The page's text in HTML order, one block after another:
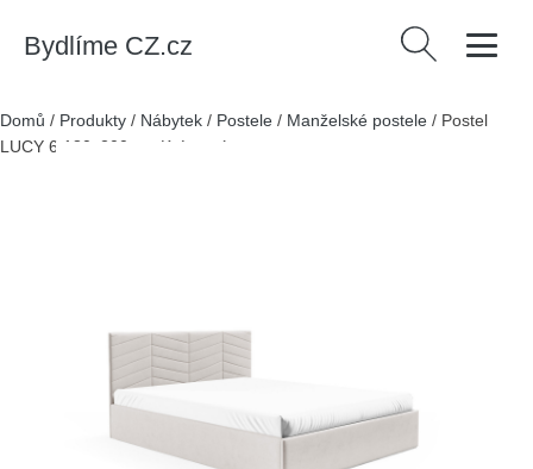
Bydlíme CZ.cz Vyhledávání
Domů / Produkty / Nábytek / Postele / Manželské postele / Postel
LUCY 6 180x200 cm Krémová